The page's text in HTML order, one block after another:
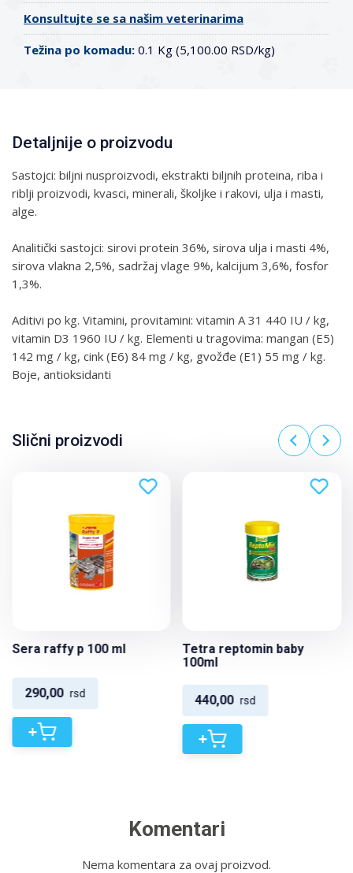
Konsultujte se sa našim veterinarima
Težina po komadu: 0.1 Kg (5,100.00 RSD/kg)
Detaljnije o proizvodu
Sastojci: biljni nusproizvodi, ekstrakti biljnih proteina, riba i
riblji proizvodi, kvasci, minerali, školjke i rakovi, ulja i masti,
alge.
Analitički sastojci: sirovi protein 36%, sirova ulja i masti 4%,
sirova vlakna 2,5%, sadržaj vlage 9%, kalcijum 3,6%, fosfor
1,3%.
Aditivi po kg. Vitamini, provitamini: vitamin A 31 440 IU / kg,
vitamin D3 1960 IU / kg. Elementi u tragovima: mangan (E5)
142 mg / kg, cink (E6) 84 mg / kg, gvožđe (E1) 55 mg / kg.
Boje, antioksidanti
Slični proizvodi
Sera raffy p 100 ml
290,00 rsd
+
Tetra reptomin baby
100ml
440,00 rsd
+
Komentari
Nema komentara za ovaj proizvod.